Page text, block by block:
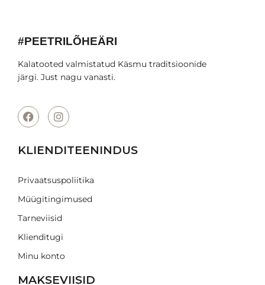
#PEETRILÕHEÄRI
Kalatooted valmistatud Käsmu traditsioonide
järgi. Just nagu vanasti.
KLIENDITEENINDUS
Privaatsuspoliitika
Müügitingimused
Tarneviisid
Klienditugi
Minu konto
MAKSEVIISID